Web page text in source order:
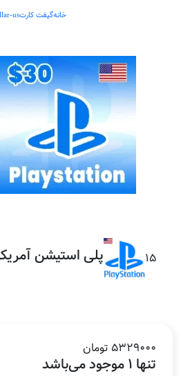
خانهگیفت کارتus
15 پلی استیشن
5329000 تومان
تنها 1 موجود می‌باشد